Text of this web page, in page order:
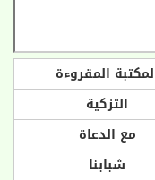
المقروءة
التزكية
مع الدعاة
شبابنا